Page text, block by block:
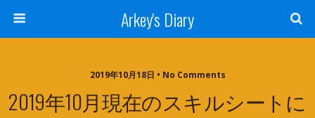
Arkey's Diary
2019年10月18日 • No Comments
2019年10月現在のスキルシートに